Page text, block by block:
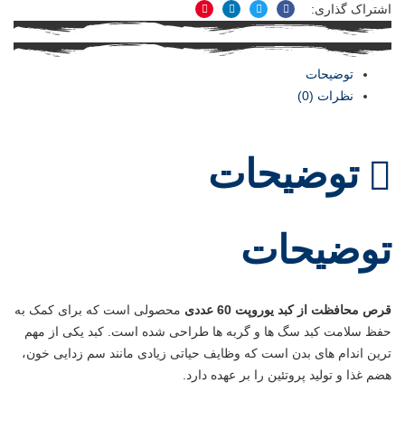
اشتراک گذاری:
فیسبوکتوییترلینکدینپینترست
توضیحات
نظرات (0)
توضیحات
توضیحات
قرص محافظت از کبد یوروپت 60 عددی
محصولی است که برای کمک به
حفظ سلامت کبد سگ ها و گربه ها طراحی شده است. کبد یکی از مهم
ترین اندام های بدن است که وظایف حیاتی زیادی مانند سم زدایی خون،
هضم غذا و تولید پروتئین را بر عهده دارد.